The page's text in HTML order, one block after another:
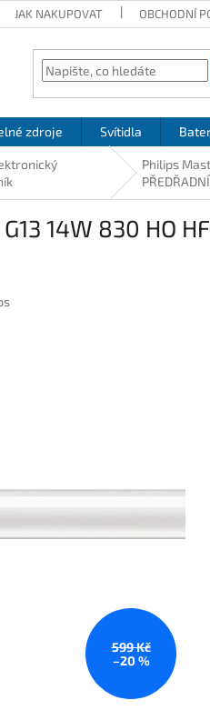
JAK NAKUPOVAT OBCHODNÍ
zdroje Svítidla
Philips
14W 830 HO
599 Kč
–20 %